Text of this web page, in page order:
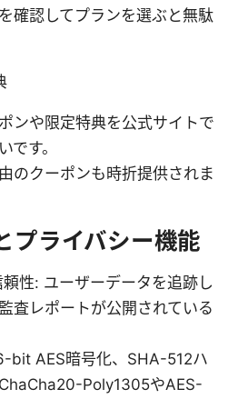
確認してプランを選ぶと無駄
ンや限定特典を公式サイトで
です。
のクーポンも時折提供されま
プライバシー機能
頼性: ユーザーデータを追跡し
査レポートが公開されている
bit AES暗号化、SHA-512ハ
Poly1305やAES-